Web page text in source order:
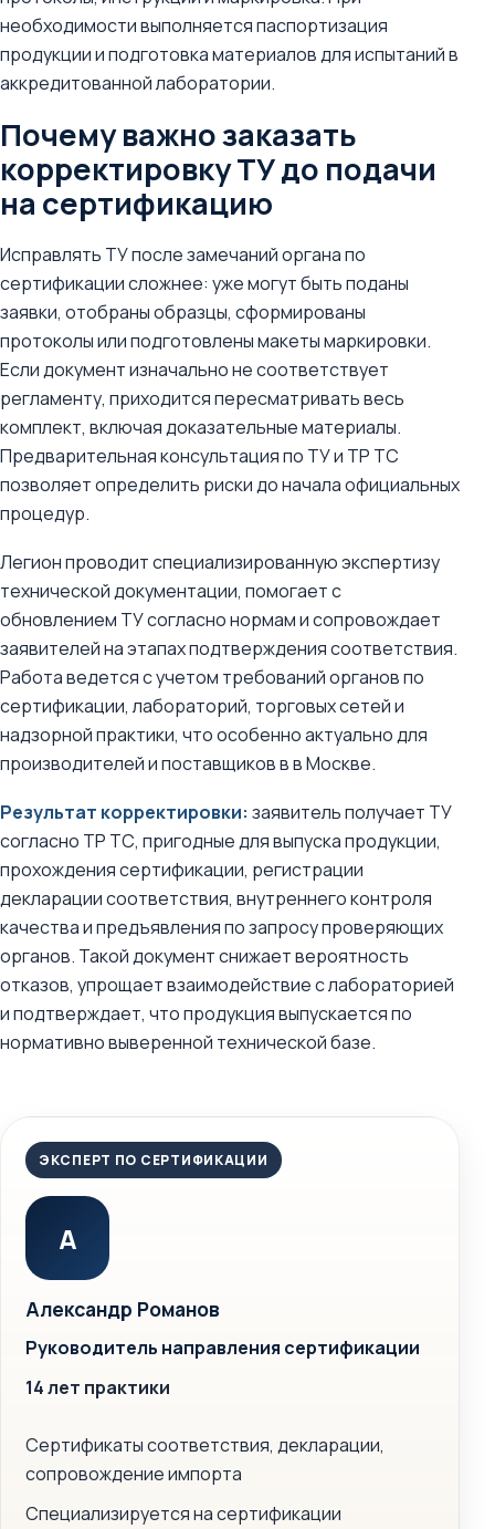
необходимости выполняется паспортизация
продукции и подготовка материалов для испытаний в
аккредитованной лаборатории.
Почему важно заказать
корректировку ТУ до подачи
на сертификацию
Исправлять ТУ после замечаний органа по
сертификации сложнее: уже могут быть поданы
заявки, отобраны образцы, сформированы
протоколы или подготовлены макеты маркировки.
Если документ изначально не соответствует
регламенту, приходится пересматривать весь
комплект, включая доказательные материалы.
Предварительная консультация по ТУ и ТР ТС
позволяет определить риски до начала официальных
процедур.
Легион проводит специализированную экспертизу
технической документации, помогает с
обновлением ТУ согласно нормам и сопровождает
заявителей на этапах подтверждения соответствия.
Работа ведется с учетом требований органов по
сертификации, лабораторий, торговых сетей и
надзорной практики, что особенно актуально для
производителей и поставщиков в в Москве.
Результат корректировки: заявитель получает ТУ
согласно ТР ТС, пригодные для выпуска продукции,
прохождения сертификации, регистрации
декларации соответствия, внутреннего контроля
качества и предъявления по запросу проверяющих
органов. Такой документ снижает вероятность
отказов, упрощает взаимодействие с лабораторией
и подтверждает, что продукция выпускается по
нормативно выверенной технической базе.
ЭКСПЕРТ ПО СЕРТИФИКАЦИИ
А
Александр Романов
Руководитель направления сертификации
14 лет практики
Сертификаты соответствия, декларации,
сопровождение импорта
Специализируется на сертификации